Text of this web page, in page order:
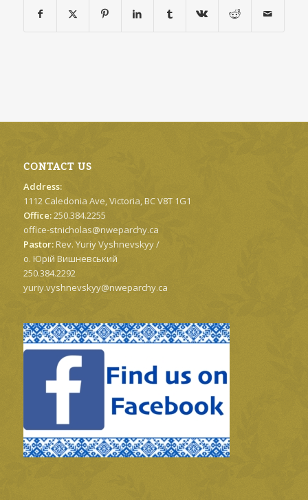
CONTACT US
Address:
1112 Caledonia Ave, Victoria, BC V8T 1G1
Office:250.384.2255
office-stnicholas@nweparchy.ca
Pastor:Rev. Yuriy Vyshnevskyy /
о. Юрій Вишневський
250.384.2292
yuriy.vyshnevskyy@nweparchy.ca